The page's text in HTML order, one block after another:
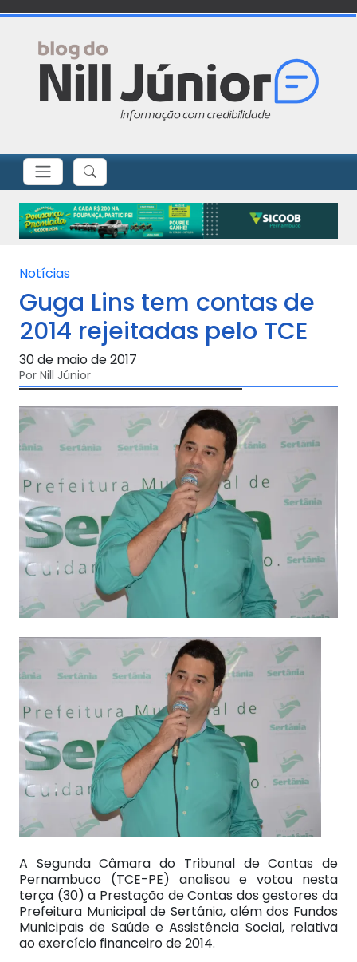
Notícias
Guga Lins tem contas de
2014 rejeitadas pelo TCE
30 de maio de 2017
Por Nill Júnior
A Segunda Câmara do Tribunal de Contas de
Pernambuco (TCE-PE) analisou e votou nesta
terça (30) a Prestação de Contas dos gestores da
Prefeitura Municipal de Sertânia, além dos Fundos
Municipais de Saúde e Assistência Social, relativa
ao exercício financeiro de 2014.